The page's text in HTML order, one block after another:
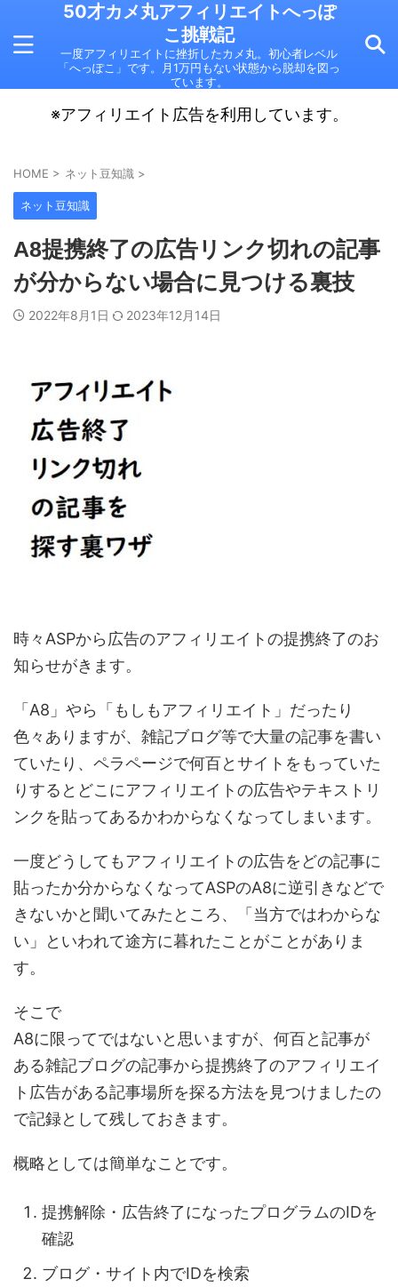
50才カメ丸アフィリエイトへっぽ
こ挑戦記
一度アフィリエイトに挫折したカメ丸。初心者レベル
「へっぽこ」です。月1万円もない状態から脱却を図っ
ています。
※アフィリエイト広告を利用しています。
HOME > ネット豆知識 >
ネット豆知識
A8提携終了の広告リンク切れの記事
が分からない場合に見つける裏技
2022年8月1日 2023年12月14日
時々ASPから広告のアフィリエイトの提携終了のお
知らせがきます。
「A8」やら「もしもアフィリエイト」だったり
色々ありますが、雑記ブログ等で大量の記事を書い
ていたり、ペラページで何百とサイトをもっていた
りするとどこにアフィリエイトの広告やテキストリ
ンクを貼ってあるかわからなくなってしまいます。
一度どうしてもアフィリエイトの広告をどの記事に
貼ったか分からなくなってASPのA8に逆引きなどで
きないかと聞いてみたところ、「当方ではわからな
い」といわれて途方に暮れたことがことがありま
す。
そこで
A8に限ってではないと思いますが、何百と記事が
ある雑記ブログの記事から提携終了のアフィリエイ
ト広告がある記事場所を探る方法を見つけましたの
で記録として残しておきます。
概略としては簡単なことです。
提携解除・広告終了になったプログラムのIDを
確認
ブログ・サイト内でIDを検索